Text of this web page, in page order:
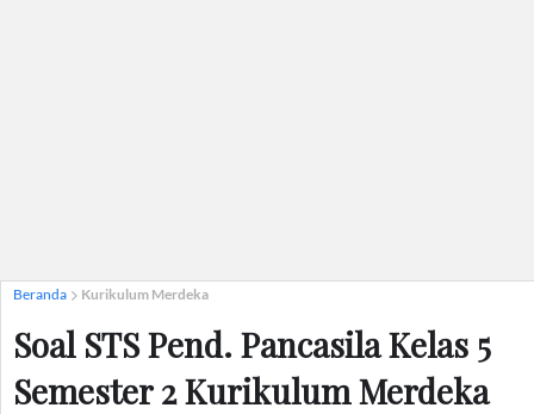
Beranda Kurikulum Merdeka
Soal STS Pend. Pancasila Kelas 5
Semester 2 Kurikulum Merdeka